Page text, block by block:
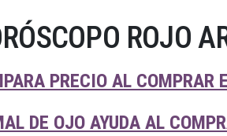
ROJO
PRECIO AL COMPRAR
DE OJO AYUDA AL